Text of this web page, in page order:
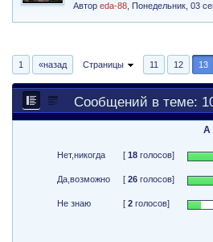
Авторeda-88 ,Понедельник, 03
1 «назад Страницы 11 12 13
Сообщений в теме:
А
Нет,никогда [18 голосов]
Да,возможно [26 голосов]
Не знаю [2 голосов]